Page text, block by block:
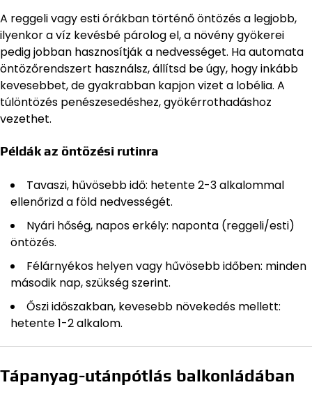
A reggeli vagy esti órákban történő öntözés a legjobb,
ilyenkor a víz kevésbé párolog el, a növény gyökerei
pedig jobban hasznosítják a nedvességet. Ha automata
öntözőrendszert használsz, állítsd be úgy, hogy inkább
kevesebbet, de gyakrabban kapjon vizet a lobélia. A
túlöntözés penészesedéshez, gyökérrothadáshoz
vezethet.
Példák az öntözési rutinra
Tavaszi, hűvösebb idő: hetente 2-3 alkalommal
ellenőrizd a föld nedvességét.
Nyári hőség, napos erkély: naponta (reggeli/esti)
öntözés.
Félárnyékos helyen vagy hűvösebb időben: minden
második nap, szükség szerint.
Őszi időszakban, kevesebb növekedés mellett:
hetente 1-2 alkalom.
Tápanyag-utánpótlás balkonládában